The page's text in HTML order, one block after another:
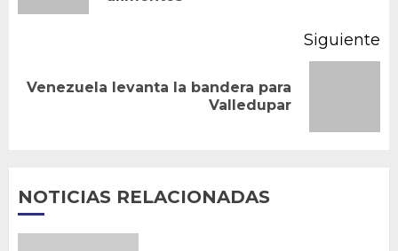
Siguiente
Siguiente
Venezuela levanta la bandera para
Valledupar
NOTICIAS RELACIONADAS